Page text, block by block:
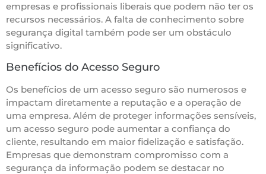
empresas e profissionais liberais que podem não ter os
recursos necessários. A falta de conhecimento sobre
segurança digital também pode ser um obstáculo
significativo.
Benefícios do Acesso Seguro
Os benefícios de um acesso seguro são numerosos e
impactam diretamente a reputação e a operação de
uma empresa. Além de proteger informações sensíveis,
um acesso seguro pode aumentar a confiança do
cliente, resultando em maior fidelização e satisfação.
Empresas que demonstram compromisso com a
segurança da informação podem se destacar no